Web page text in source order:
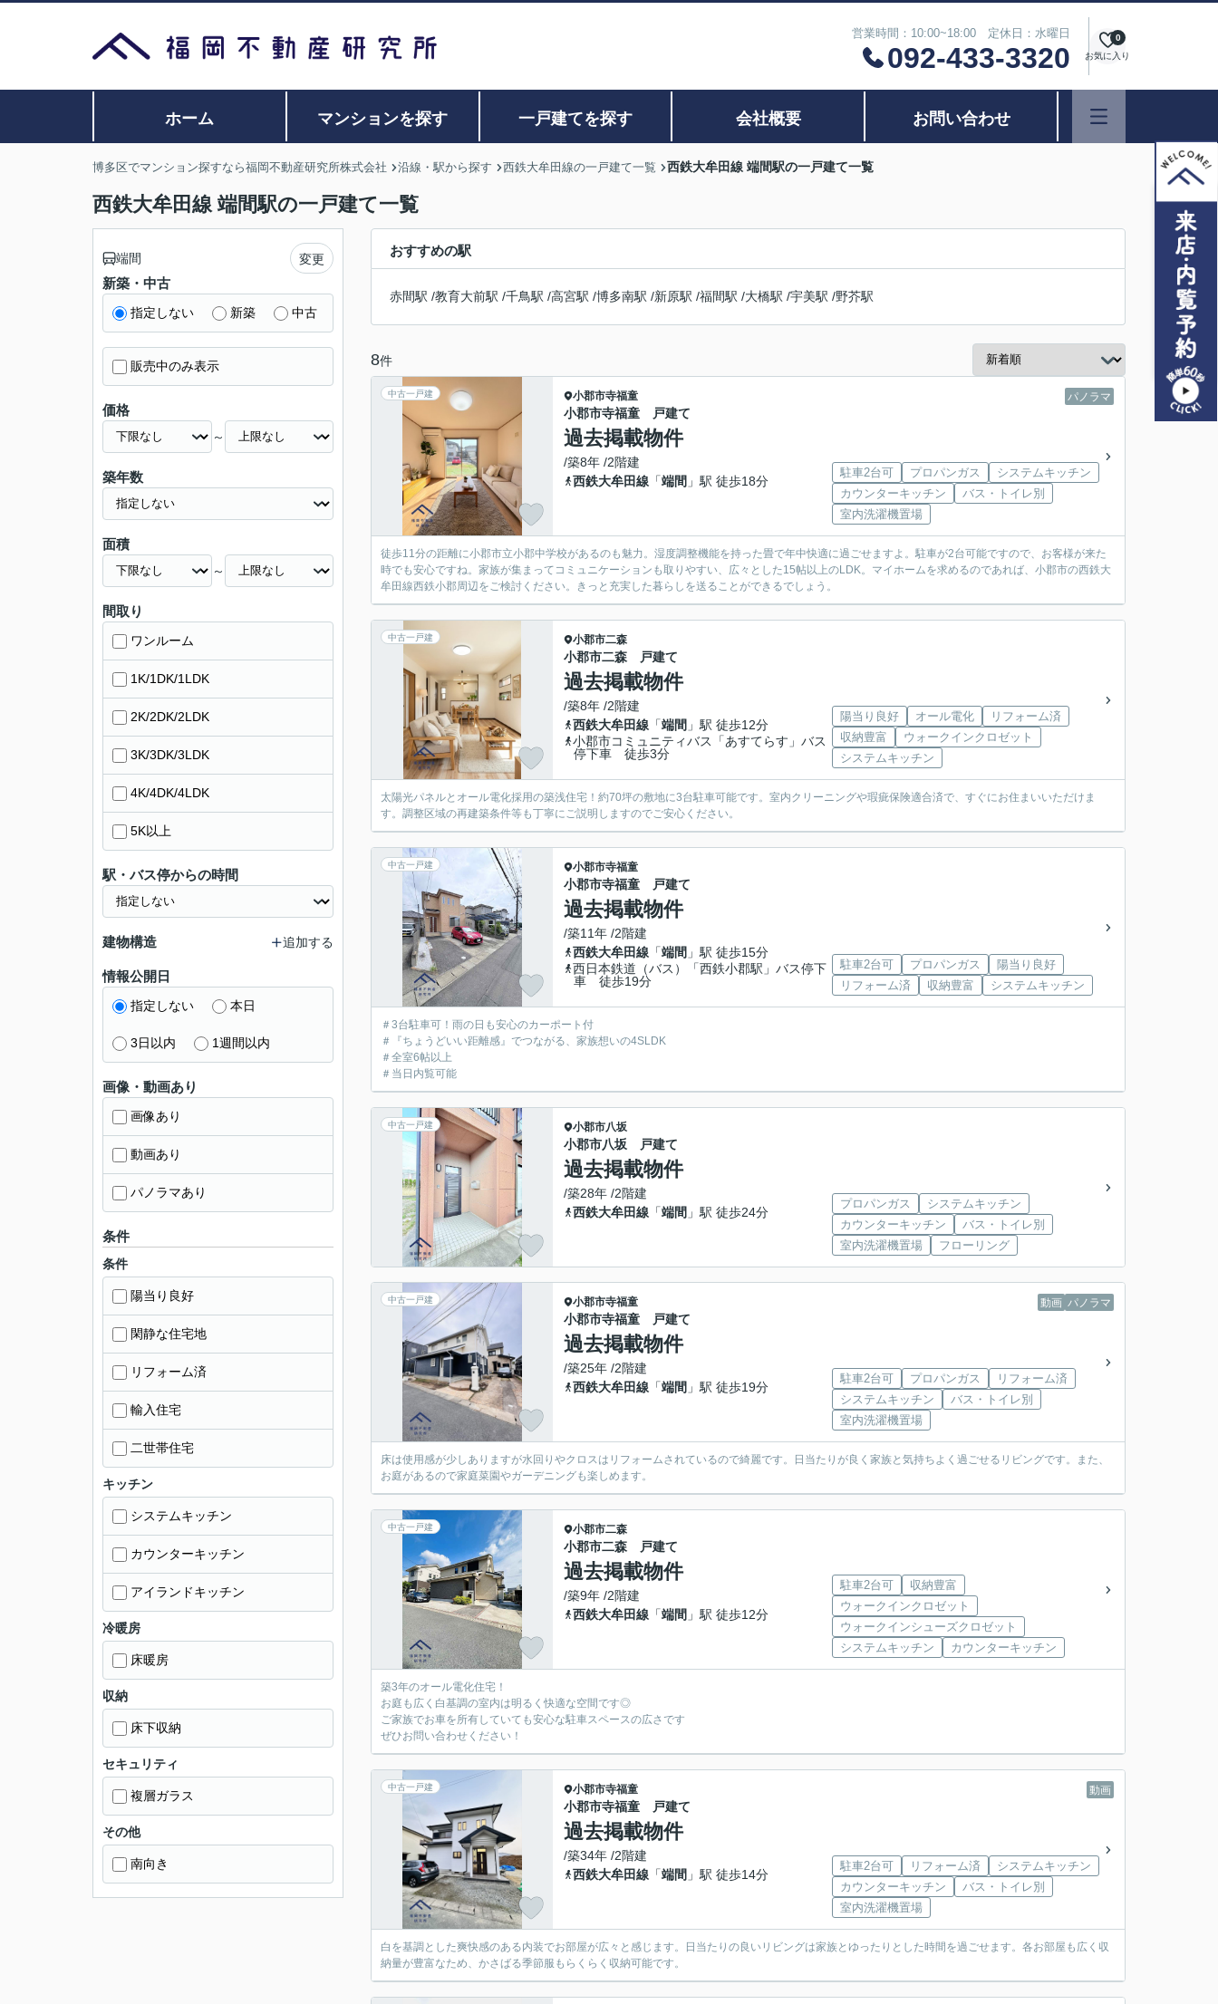
営業時間：10:00~18:00 定休日：水曜日
092-433-3320 お気に入り
0
ホーム マンションを探す 一戸建てを探す 会社概要 お問い合わせ
博多区でマンション探すなら福岡不動産研究所株式会社 沿線・駅から探す 西鉄大牟田線の一戸建て一覧 西鉄大牟田線 端間駅の一戸建て一覧
西鉄大牟田線 端間駅の一戸建て一覧
おすすめの駅
赤間駅 /教育大前駅 /千鳥駅 /高宮駅 /博多南駅 /新原駅 /福間駅 /大橋駅 /宇美駅 /野芥駅
8件
中古一戸建 パノラマ
小郡市寺福童
小郡市寺福童 戸建て
過去掲載物件
/築8年 /2階建
西鉄大牟田線 「端間 」駅 徒歩18分
駐車2台可 プロパンガス
システムキッチン
カウンターキッチン
バス・トイレ別
室内洗濯機置場
徒歩11分の距離に小郡市立小郡中学校があるのも魅力。湿度調整機能を持った畳で年中快適に過ごせますよ。駐車が2台可能ですので、お客様が来た
時でも安心ですね。家族が集まってコミュニケーションも取りやすい、広々とした15帖以上のLDK。マイホームを求めるのであれば、小郡市の西鉄大
牟田線西鉄小郡周辺をご検討ください。きっと充実した暮らしを送ることができるでしょう。
中古一戸建 小郡市二森
小郡市二森 戸建て
過去掲載物件
/築8年 /2階建
西鉄大牟田線 「端間 」駅 徒歩12分
小郡市コミュニティバス「あすてらす」バス
停下車 徒歩3分
陽当り良好 オール電化
リフォーム済
収納豊富
ウォークインクロゼット
システムキッチン
太陽光パネルとオール電化採用の築浅住宅！約70坪の敷地に3台駐車可能です。室内クリーニングや瑕疵保険適合済で、すぐにお住まいいただけま
す。調整区域の再建築条件等も丁寧にご説明しますのでご安心ください。
中古一戸建 小郡市寺福童
小郡市寺福童 戸建て
過去掲載物件
/築11年 /2階建
西鉄大牟田線 「端間 」駅 徒歩15分
西日本鉄道（バス）「西鉄小郡駅」バス停下
車 徒歩19分
駐車2台可 プロパンガス
陽当り良好
リフォーム済
収納豊富 システムキッチン
＃3台駐車可！雨の日も安心のカーポート付
＃『ちょうどいい距離感』でつながる、家族想いの4SLDK
＃全室6帖以上
＃当日内覧可能
中古一戸建 小郡市八坂
小郡市八坂 戸建て
過去掲載物件
/築28年 /2階建
西鉄大牟田線 「端間 」駅 徒歩24分
プロパンガス
システムキッチン
カウンターキッチン
バス・トイレ別
室内洗濯機置場
フローリング
中古一戸建 動画 パノラマ
小郡市寺福童
小郡市寺福童 戸建て
過去掲載物件
/築25年 /2階建
西鉄大牟田線 「端間 」駅 徒歩19分
駐車2台可 プロパンガス
リフォーム済
システムキッチン
バス・トイレ別
室内洗濯機置場
床は使用感が少しありますが水回りやクロスはリフォームされているので綺麗です。日当たりが良く家族と気持ちよく過ごせるリビングです。また、
お庭があるので家庭菜園やガーデニングも楽しめます。
中古一戸建 小郡市二森
小郡市二森 戸建て
過去掲載物件
/築9年 /2階建
西鉄大牟田線 「端間 」駅 徒歩12分
駐車2台可
収納豊富
ウォークインクロゼット
ウォークインシューズクロゼット
システムキッチン
カウンターキッチン
築3年のオール電化住宅！
お庭も広く白基調の室内は明るく快適な空間です◎
ご家族でお車を所有していても安心な駐車スペースの広さです
ぜひお問い合わせください！
中古一戸建 動画
小郡市寺福童
小郡市寺福童 戸建て
過去掲載物件
/築34年 /2階建
西鉄大牟田線 「端間 」駅 徒歩14分
駐車2台可 リフォーム済
システムキッチン
カウンターキッチン
バス・トイレ別
室内洗濯機置場
白を基調とした爽快感のある内装でお部屋が広々と感じます。日当たりの良いリビングは家族とゆったりとした時間を過ごせます。各お部屋も広く収
納量が豊富なため、かさばる季節服もらくらく収納可能です。
端間 変更
新築・中古
指定しない 新築 中古
販売中のみ表示
価格
～
築年数
面積
～
間取り
ワンルーム
1K/1DK/1LDK
2K/2DK/2LDK
3K/3DK/3LDK
4K/4DK/4LDK
5K以上
駅・バス停からの時間
建物構造 追加する
情報公開日
指定しない 本日
3日以内 1週間以内
画像・動画あり
画像あり
動画あり
パノラマあり
条件
条件
陽当り良好
閑静な住宅地
リフォーム済
輸入住宅
二世帯住宅
キッチン
システムキッチン
カウンターキッチン
アイランドキッチン
冷暖房
床暖房
収納
床下収納
セキュリティ
複層ガラス
その他
南向き